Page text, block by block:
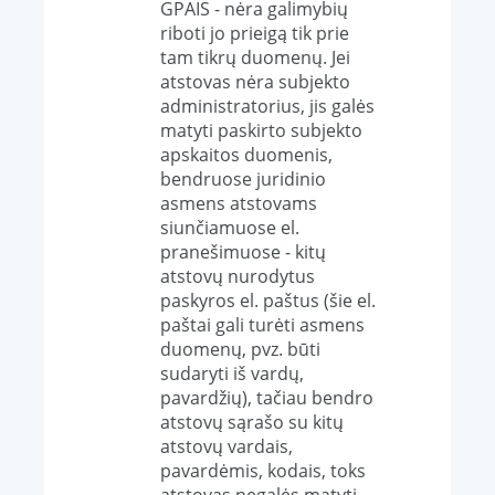
GPAIS - nėra galimybių
riboti jo prieigą tik prie
tam tikrų duomenų. Jei
atstovas nėra subjekto
administratorius, jis galės
matyti paskirto subjekto
apskaitos duomenis,
bendruose juridinio
asmens atstovams
siunčiamuose el.
pranešimuose - kitų
atstovų nurodytus
paskyros el. paštus (šie el.
paštai gali turėti asmens
duomenų, pvz. būti
sudaryti iš vardų,
pavardžių), tačiau bendro
atstovų sąrašo su kitų
atstovų vardais,
pavardėmis, kodais, toks